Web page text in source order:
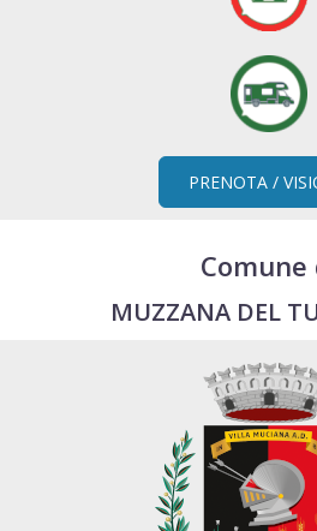
PRENOTA /
Comune
MUZZANA DEL